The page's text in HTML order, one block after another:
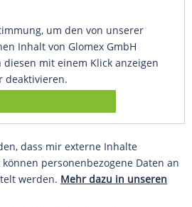
um den von unserer
Inhalt von Glomex GmbH
diesen mit einem Klick anzeigen
deaktivieren.
dass mir externe Inhalte
personenbezogene Daten an
werden. Mehr dazu in unseren